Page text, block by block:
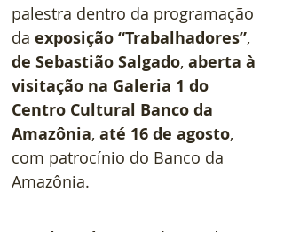
palestra dentro da programação
da exposição “Trabalhadores”,
de Sebastião Salgado, aberta à
visitação na Galeria 1 do
Centro Cultural Banco da
Amazônia, até 16 de agosto,
com patrocínio do Banco da
Amazônia.